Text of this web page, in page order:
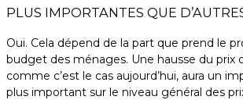
PLUS IMPORTANTES QUE
Oui. Cela dépend de la part que prend le
budget des ménages. Une hausse du prix
comme c’est le cas aujourd’hui, aura un
plus important sur le niveau général des